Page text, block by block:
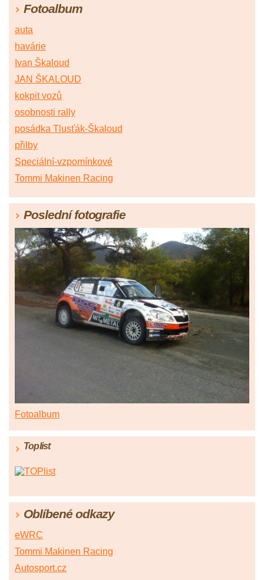
Fotoalbum
auta
havárie
Ivan Škaloud
JAN ŠKALOUD
kokpit vozů
osobnosti rally
posádka Tlusťák-Škaloud
přilby
Speciální-vzpomínkové
Tommi Makinen Racing
Poslední fotografie
Fotoalbum
Toplist
Oblíbené odkazy
eWRC
Tommi Makinen Racing
Autosport.cz